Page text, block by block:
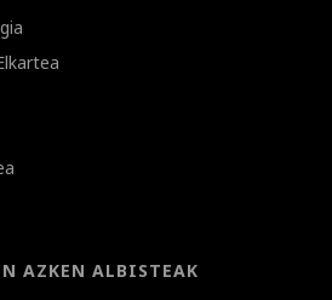
AZKEN ALBISTEAK